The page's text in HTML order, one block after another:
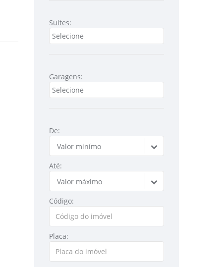
Suites:
Garagens:
De:
Valor minímo
Até:
Valor máximo
Código:
Placa: